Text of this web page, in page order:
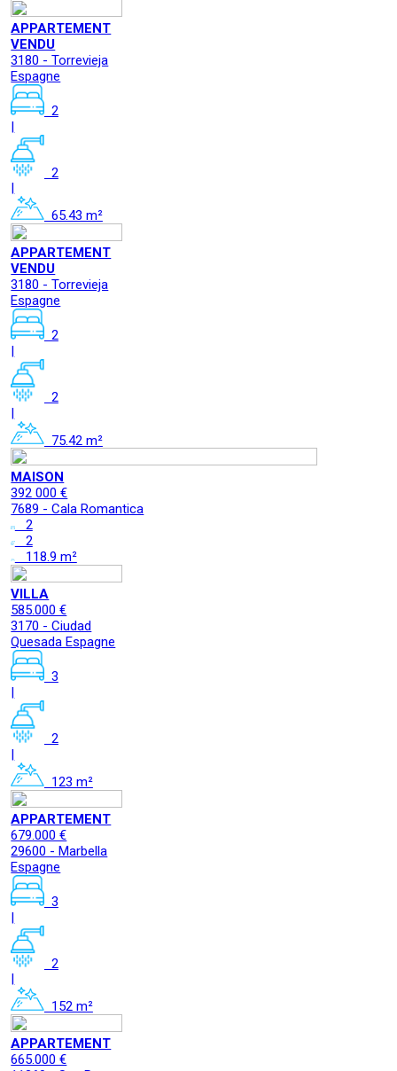
APPARTEMENT
VENDU
3180 - Torrevieja
Espagne
2
|
2
|
65.43 m²
APPARTEMENT
VENDU
3180 - Torrevieja
Espagne
2
|
2
|
75.42 m²
MAISON
392 000 €
7689 - Cala Romantica
2
2
118.9 m²
VILLA
585.000 €
3170 - Ciudad
Quesada Espagne
3
|
2
|
123 m²
APPARTEMENT
679.000 €
29600 - Marbella
Espagne
3
|
2
152 m²
APPARTEMENT
665.000 €